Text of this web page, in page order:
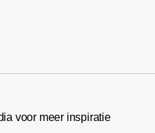
voor meer inspiratie